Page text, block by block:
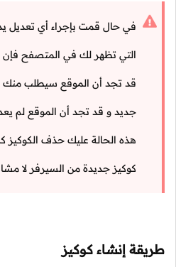
في حال قمت بإجراء أي تعديل
التي تظهر لك في المتصفح
قد تجد أن الموقع سيطلب منك
جديد و قد تجد أن الموقع لم
هذه الحالة عليك حذف
كوكيز جديدة من السيرفر لا
طريقة إنشاء كوكيز